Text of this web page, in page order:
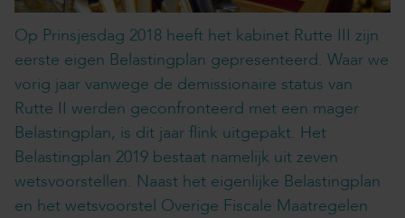
Op Prinsjesdag 2018 heeft het kabinet Rutte III zijn
eerste eigen Belastingplan gepresenteerd. Waar we
vorig jaar vanwege de demissionaire status van
Rutte II werden geconfronteerd met een mager
Belastingplan, is dit jaar flink uitgepakt. Het
Belastingplan 2019 bestaat namelijk uit zeven
wetsvoorstellen. Naast het eigenlijke Belastingplan
en het wetsvoorstel Overige Fiscale Maatregelen